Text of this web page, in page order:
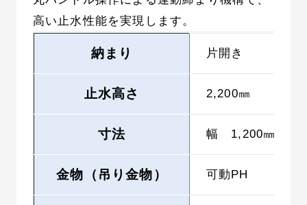
高い止水性能を実現します。
納まり 片開き
止水高さ 2,200㎜
寸法 幅 1,200㎜
金物（吊り金物） 可動PH